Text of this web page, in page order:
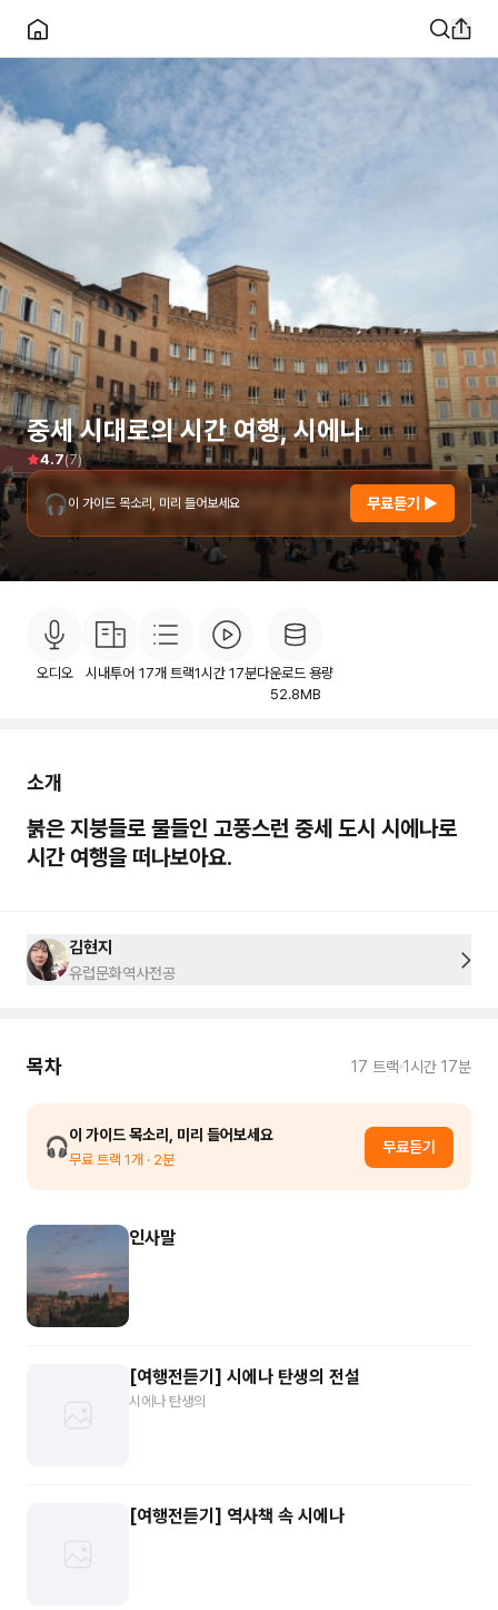
중세 시대로의 시간 여행, 시에나
4.7(7)
🎧이 가이드 목소리, 미리 들어보세요 무료듣기 ▶
오디오 시내투어 17개 트랙1시간 17분다운로드 용량
52.8MB
소개
붉은 지붕들로 물들인 고풍스런 중세 도시 시에나로
시간 여행을 떠나보아요.
김현지
유럽문화역사전공
목차 17 트랙 1시간 17분
🎧이 가이드 목소리, 미리 들어보세요
무료 트랙 1개 · 2분
무료듣기
인사말
[여행전듣기] 시에나 탄생의 전설
시에나 탄생의
[여행전듣기] 역사책 속 시에나